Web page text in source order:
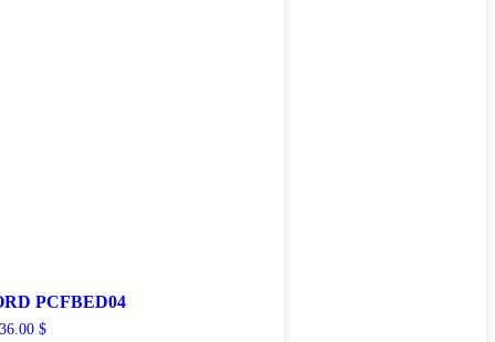
PCFBED04
36.00 $